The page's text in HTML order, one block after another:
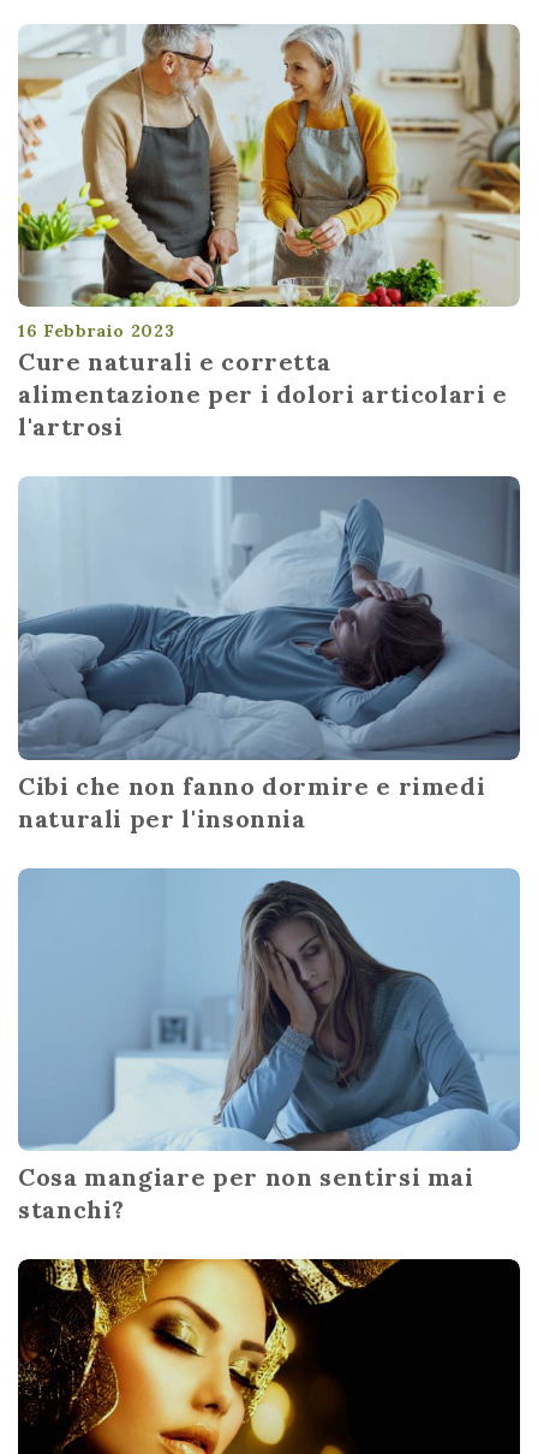
16 Febbraio 2023
Cure naturali e corretta
alimentazione per i dolori articolari e
l'artrosi
Cibi che non fanno dormire e rimedi
naturali per l'insonnia
Cosa mangiare per non sentirsi mai
stanchi?